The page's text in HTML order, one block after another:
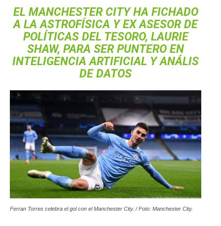
EL MANCHESTER CITY HA FICHADO
A LA ASTROFÍSICA Y EX ASESOR DE
POLÍTICAS DEL TESORO, LAURIE
SHAW, PARA SER PUNTERO EN
INTELIGENCIA ARTIFICIAL Y ANÁLIS
DE DATOS
Ferran Torres celebra el gol con el Manchester City. / Foto: Manchester City.